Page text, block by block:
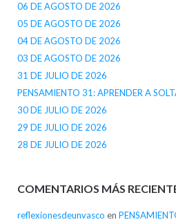
06 DE AGOSTO DE 2026
05 DE AGOSTO DE 2026
04 DE AGOSTO DE 2026
03 DE AGOSTO DE 2026
31 DE JULIO DE 2026
PENSAMIENTO 31: APRENDER A
30 DE JULIO DE 2026
29 DE JULIO DE 2026
28 DE JULIO DE 2026
COMENTARIOS MÁS
reflexionesdeunvasco en